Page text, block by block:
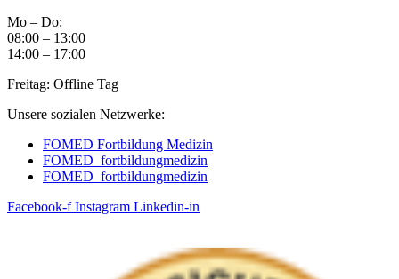
Mo – Do:
08:00 – 13:00
14:00 – 17:00
Freitag: Offline Tag
Unsere sozialen Netzwerke:
FOMED Fortbildung Medizin
FOMED_fortbildungmedizin
FOMED_fortbildungmedizin
Facebook-f Instagram Linkedin-in